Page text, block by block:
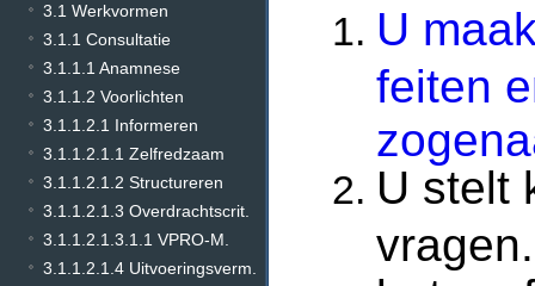
3.1 Werkvormen
3.1.1 Consultatie
3.1.1.1 Anamnese
3.1.1.2 Voorlichten
3.1.1.2.1 Informeren
3.1.1.2.1.1 Zelfredzaam
3.1.1.2.1.2 Structureren
3.1.1.2.1.3 Overdrachtscrit.
3.1.1.2.1.3.1.1 VPRO-M.
3.1.1.2.1.4 Uitvoeringsverm.
U
feiten
U stelt